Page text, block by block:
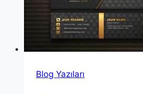
Blog Yazıları